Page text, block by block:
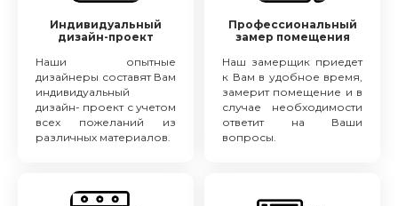
Индивидуальный
дизайн-проект
Наши опытные
дизайнеры составят Вам
индивидуальный
дизайн- проект с учетом
всех пожеланий из
различных материалов.
Профессиональный
замер помещения
Наш замерщик приедет
к Вам в удобное время,
замерит помещение и в
случае необходимости
ответит на Ваши
вопросы.